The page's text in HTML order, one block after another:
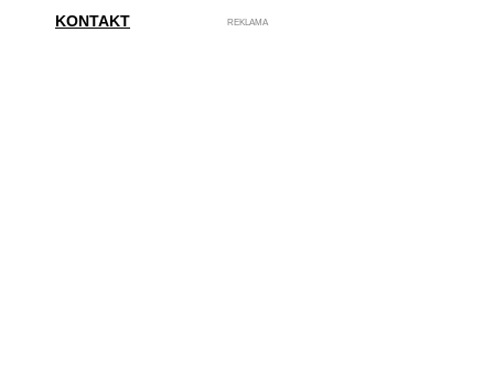
KONTAKT REKLAMA